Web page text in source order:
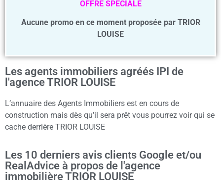
OFFRE SPECIALE
Aucune promo en ce moment proposée par TRIOR
LOUISE
Les agents immobiliers agréés IPI de
l'agence TRIOR LOUISE
L’annuaire des Agents Immobiliers est en cours de
construction mais dès qu’il sera prêt vous pourrez voir qui se
cache derrière TRIOR LOUISE
Les 10 derniers avis clients Google et/ou
RealAdvice à propos de l'agence
immobilière TRIOR LOUISE